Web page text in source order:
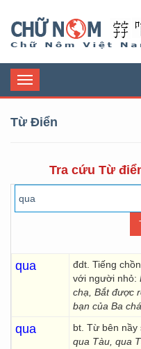
Toggle
navigation
Từ Điển
Tra cứu Từ
qua
đdt. Tiếng
với người nhỏ:
chạ, Bắt được
bạn của Ba
qua bt. Từ bên nầy
qua Tàu, qua